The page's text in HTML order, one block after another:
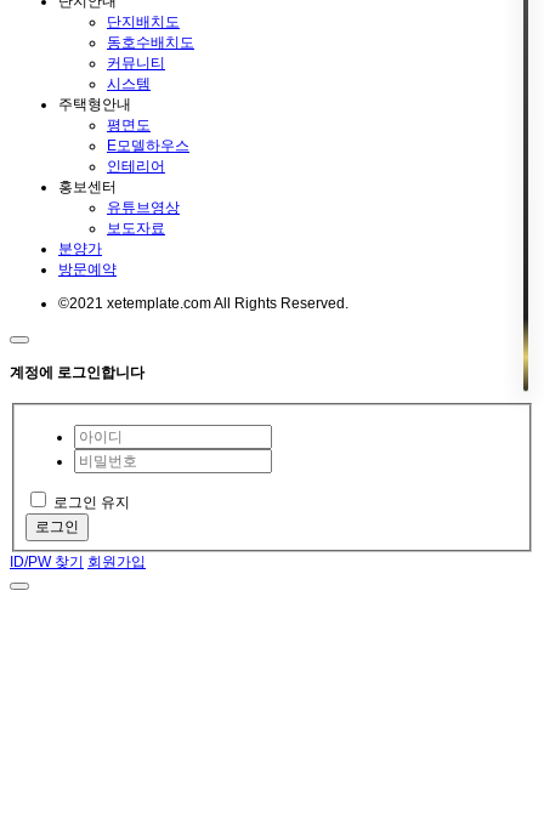
단지배치도
동호수배치도
커뮤니티
시스템
주택형안내
평면도
E모델하우스
인테리어
홍보센터
유튜브영상
보도자료
분양가
방문예약
©2021 xetemplate.com All Rights Reserved.
계정에 로그인합니다
로그인 유지
로그인
ID/PW 찾기 회원가입